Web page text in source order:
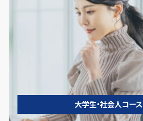
大学生・社会人コース